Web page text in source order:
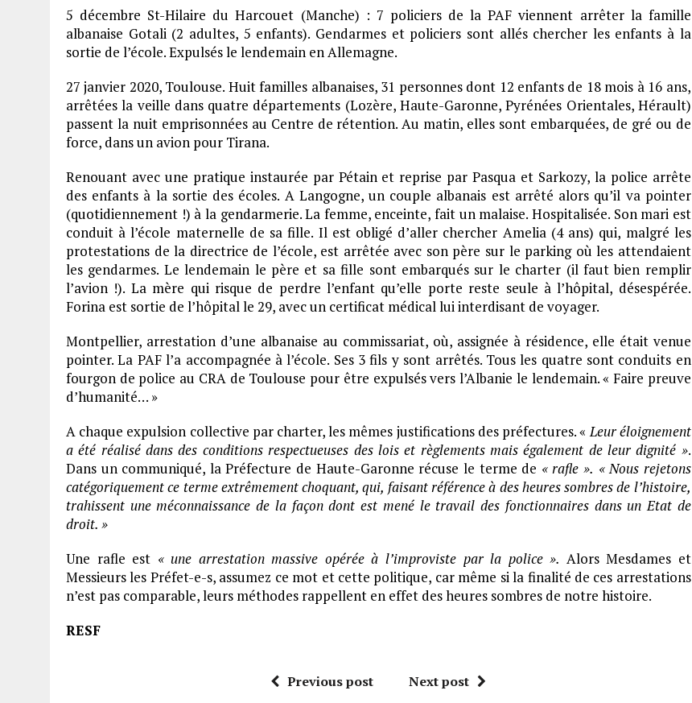
5 décembre St-Hilaire du Harcouet (Manche) : 7 policiers de la PAF viennent arrêter la famille
albanaise Gotali (2 adultes, 5 enfants). Gendarmes et policiers sont allés chercher les enfants à la
sortie de l’école. Expulsés le lendemain en Allemagne.
27 janvier 2020, Toulouse. Huit familles albanaises, 31 personnes dont 12 enfants de 18 mois à 16 ans,
arrêtées la veille dans quatre départements (Lozère, Haute-Garonne, Pyrénées Orientales, Hérault)
passent la nuit emprisonnées au Centre de rétention. Au matin, elles sont embarquées, de gré ou de
force, dans un avion pour Tirana.
Renouant avec une pratique instaurée par Pétain et reprise par Pasqua et Sarkozy, la police arrête
des enfants à la sortie des écoles. A Langogne, un couple albanais est arrêté alors qu’il va pointer
(quotidiennement !) à la gendarmerie. La femme, enceinte, fait un malaise. Hospitalisée. Son mari est
conduit à l’école maternelle de sa fille. Il est obligé d’aller chercher Amelia (4 ans) qui, malgré les
protestations de la directrice de l’école, est arrêtée avec son père sur le parking où les attendaient
les gendarmes. Le lendemain le père et sa fille sont embarqués sur le charter (il faut bien remplir
l’avion !). La mère qui risque de perdre l’enfant qu’elle porte reste seule à l’hôpital, désespérée.
Forina est sortie de l’hôpital le 29, avec un certificat médical lui interdisant de voyager.
Montpellier, arrestation d’une albanaise au commissariat, où, assignée à résidence, elle était venue
pointer. La PAF l’a accompagnée à l’école. Ses 3 fils y sont arrêtés. Tous les quatre sont conduits en
fourgon de police au CRA de Toulouse pour être expulsés vers l’Albanie le lendemain. « Faire preuve
d’humanité… »
A chaque expulsion collective par charter, les mêmes justifications des préfectures. «Leur éloignement
a été réalisé dans des conditions respectueuses des lois et règlements mais également de leur dignité ».
Dans un communiqué, la Préfecture de Haute-Garonne récuse le terme de « rafle ». « Nous rejetons
catégoriquement ce terme extrêmement choquant, qui, faisant référence à des heures sombres de l’histoire,
trahissent une méconnaissance de la façon dont est mené le travail des fonctionnaires dans un Etat de
droit. »
Une rafle est « une arrestation massive opérée à l’improviste par la police ». Alors Mesdames et
Messieurs les Préfet-e-s, assumez ce mot et cette politique, car même si la finalité de ces arrestations
n’est pas comparable, leurs méthodes rappellent en effet des heures sombres de notre histoire.
RESF
Previous post Next post